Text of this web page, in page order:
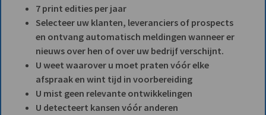
7 print edities per jaar
Selecteer uw klanten, leveranciers of prospects
en ontvang automatisch meldingen wanneer er
nieuws over hen of over uw bedrijf verschijnt.
U weet waarover u moet praten vóór elke
afspraak en wint tijd in voorbereiding
U mist geen relevante ontwikkelingen
U detecteert kansen vóór anderen